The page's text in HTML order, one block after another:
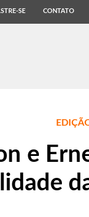
SE CONTATO
e